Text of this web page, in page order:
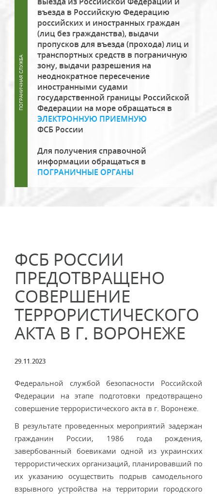
въезда в Российскую Федерацию
российских и иностранных граждан
(лиц без гражданства), выдачи
пропусков для въезда (прохода) лиц и
транспортных средств в пограничную
зону, выдачи разрешения на
неоднократное пересечение
иностранными судами
государственной границы Российской
Федерации на море обращаться в
ЭЛЕКТРОННУЮ ПРИЕМНУЮ
ФСБ России
Для получения справочной
информации обращаться в
ПОГРАНИЧНЫЕ ОРГАНЫ
ФСБ РОССИИ
ПРЕДОТВРАЩЕНО
СОВЕРШЕНИЕ
ТЕРРОРИСТИЧЕСКОГО
АКТА В Г. ВОРОНЕЖЕ
29.11.2023
Федеральной службой безопасности Российской
Федерации на этапе подготовки предотвращено
совершение террористического акта в г. Воронеже.
В результате проведенных мероприятий задержан
гражданин России, 1986 года рождения,
завербованный боевиками одной из украинских
террористических организаций, планировавший по
их указанию осуществить подрыв самодельного
взрывного устройства на территории городского